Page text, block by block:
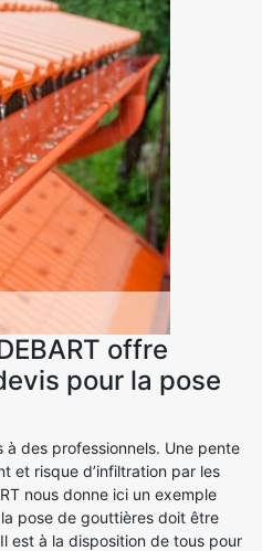
offre
pour la pose
des professionnels. Une pente
et risque d’infiltration par les
nous donne ici un exemple
pose de gouttières doit être
est à la disposition de tous pour